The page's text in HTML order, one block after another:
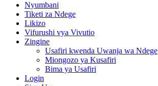
Nyumbani
Tiketi za Ndege
Likizo
Vifurushi vya Vivutio
Zingine
Usafiri kwenda Uwanja wa Ndege
Miongozo ya Kusafiri
Bima ya Usafiri
Login